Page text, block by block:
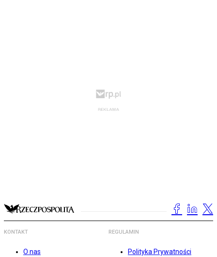
KONTAKT
O nas
REGULAMIN
Polityka Prywatności